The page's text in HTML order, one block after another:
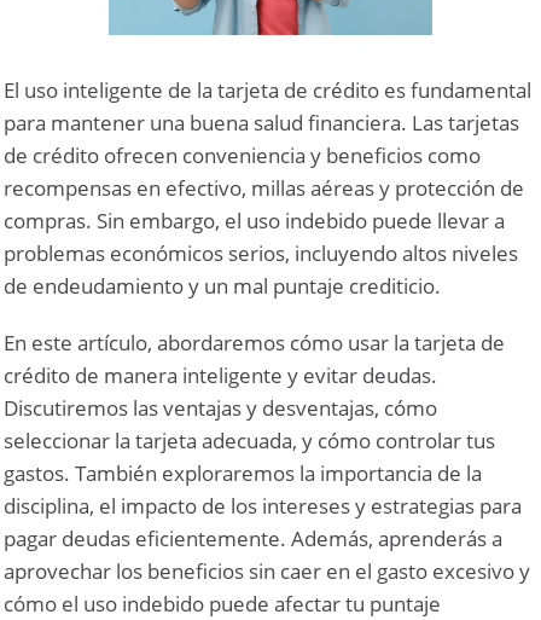
El uso inteligente de la tarjeta de crédito es fundamental
para mantener una buena salud financiera. Las tarjetas
de crédito ofrecen conveniencia y beneficios como
recompensas en efectivo, millas aéreas y protección de
compras. Sin embargo, el uso indebido puede llevar a
problemas económicos serios, incluyendo altos niveles
de endeudamiento y un mal puntaje crediticio.
En este artículo, abordaremos cómo usar la tarjeta de
crédito de manera inteligente y evitar deudas.
Discutiremos las ventajas y desventajas, cómo
seleccionar la tarjeta adecuada, y cómo controlar tus
gastos. También exploraremos la importancia de la
disciplina, el impacto de los intereses y estrategias para
pagar deudas eficientemente. Además, aprenderás a
aprovechar los beneficios sin caer en el gasto excesivo y
cómo el uso indebido puede afectar tu puntaje